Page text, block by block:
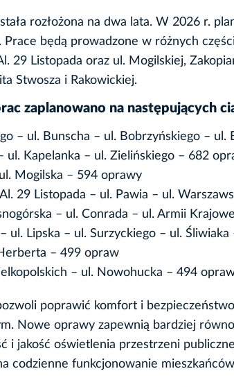
rozłożona na dwa lata. W 2026 r.
Prace będą prowadzone w różnych
29 Listopada oraz ul. Mogilskiej,
Stwosza i Rakowickiej.
zaplanowano na następujących
– ul. Bunscha – ul. Bobrzyńskiego – ul.
ul. Kapelanka – ul. Zielińskiego – 682
Mogilska – 594 oprawy
29 Listopada – ul. Pawia – ul.
– ul. Conrada – ul. Armii
ul. Lipska – ul. Surzyckiego – ul.
– 499 opraw
– ul. Nowohucka – 494
poprawić komfort i
Nowe oprawy zapewnią bardziej
i jakość oświetlenia przestrzeni
codzienne funkcjonowanie